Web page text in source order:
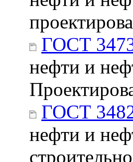
ГОСТ
нефти и
ГОСТ
нефти и